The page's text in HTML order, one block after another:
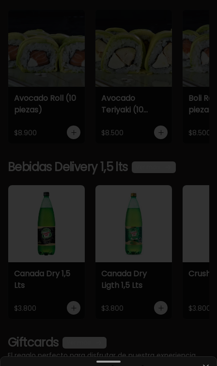
Avocado Roll (10
piezas)
$8.900
Avocado
Teriyaki (10
$8.500
Boli
piezas)
$8.500
Bebidas Delivery 1,5 lts
Canada Dry 1,5
Lts
$3.800
Canada Dry
Ligth 1,5 Lts
$3.800
Crush
$3.800
Giftcards
El regalo perfecto para disfrutar de nuestra experiencia